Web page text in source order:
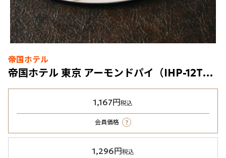
帝国ホテル
帝国ホテル 東京 アーモンドパイ（IHP-12TK）
1,167円税込
会員価格 ?
1,296円税込